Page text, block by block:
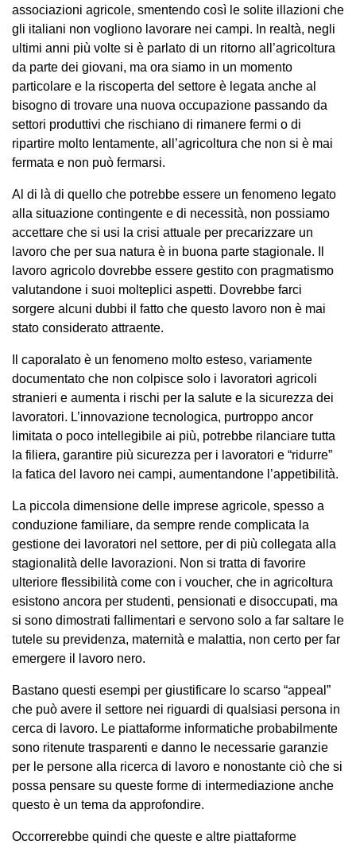
associazioni agricole, smentendo così le solite illazioni che
gli italiani non vogliono lavorare nei campi. In realtà, negli
ultimi anni più volte si è parlato di un ritorno all’agricoltura
da parte dei giovani, ma ora siamo in un momento
particolare e la riscoperta del settore è legata anche al
bisogno di trovare una nuova occupazione passando da
settori produttivi che rischiano di rimanere fermi o di
ripartire molto lentamente, all’agricoltura che non si è mai
fermata e non può fermarsi.
Al di là di quello che potrebbe essere un fenomeno legato
alla situazione contingente e di necessità, non possiamo
accettare che si usi la crisi attuale per precarizzare un
lavoro che per sua natura è in buona parte stagionale. Il
lavoro agricolo dovrebbe essere gestito con pragmatismo
valutandone i suoi molteplici aspetti. Dovrebbe farci
sorgere alcuni dubbi il fatto che questo lavoro non è mai
stato considerato attraente.
Il caporalato è un fenomeno molto esteso, variamente
documentato che non colpisce solo i lavoratori agricoli
stranieri e aumenta i rischi per la salute e la sicurezza dei
lavoratori. L’innovazione tecnologica, purtroppo ancor
limitata o poco intellegibile ai più, potrebbe rilanciare tutta
la filiera, garantire più sicurezza per i lavoratori e “ridurre”
la fatica del lavoro nei campi, aumentandone l’appetibilità.
La piccola dimensione delle imprese agricole, spesso a
conduzione familiare, da sempre rende complicata la
gestione dei lavoratori nel settore, per di più collegata alla
stagionalità delle lavorazioni. Non si tratta di favorire
ulteriore flessibilità come con i voucher, che in agricoltura
esistono ancora per studenti, pensionati e disoccupati, ma
si sono dimostrati fallimentari e servono solo a far saltare le
tutele su previdenza, maternità e malattia, non certo per far
emergere il lavoro nero.
Bastano questi esempi per giustificare lo scarso “appeal”
che può avere il settore nei riguardi di qualsiasi persona in
cerca di lavoro. Le piattaforme informatiche probabilmente
sono ritenute trasparenti e danno le necessarie garanzie
per le persone alla ricerca di lavoro e nonostante ciò che si
possa pensare su queste forme di intermediazione anche
questo è un tema da approfondire.
Occorrerebbe quindi che queste e altre piattaforme